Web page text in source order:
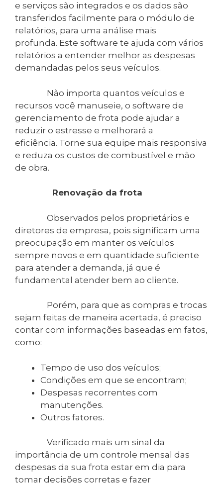
e serviços são integrados e os dados são
transferidos facilmente para o módulo de
relatórios, para uma análise mais
profunda. Este software te ajuda com vários
relatórios a entender melhor as despesas
demandadas pelos seus veículos.
Não importa quantos veículos e
recursos você manuseie, o software de
gerenciamento de frota pode ajudar a
reduzir o estresse e melhorará a
eficiência. Torne sua equipe mais responsiva
e reduza os custos de combustível e mão
de obra.
Renovação da frota
Observados pelos proprietários e
diretores de empresa, pois significam uma
preocupação em manter os veículos
sempre novos e em quantidade suficiente
para atender a demanda, já que é
fundamental atender bem ao cliente.
Porém, para que as compras e trocas
sejam feitas de maneira acertada, é preciso
contar com informações baseadas em fatos,
como:
Tempo de uso dos veículos;
Condições em que se encontram;
Despesas recorrentes com
manutenções.
Outros fatores.
Verificado mais um sinal da
importância de um controle mensal das
despesas da sua frota estar em dia para
tomar decisões corretas e fazer